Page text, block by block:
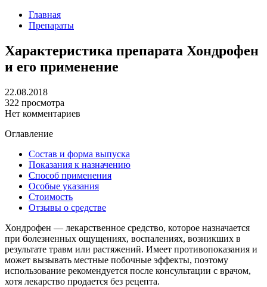
Главная
Препараты
Характеристика препарата Хондрофен
и его применение
22.08.2018
322 просмотра
Нет комментариев
Оглавление
Состав и форма выпуска
Показания к назначению
Способ применения
Особые указания
Стоимость
Отзывы о средстве
Хондрофен — лекарственное средство, которое назначается
при болезненных ощущениях, воспалениях, возникших в
результате травм или растяжений. Имеет противопоказания и
может вызывать местные побочные эффекты, поэтому
использование рекомендуется после консультации с врачом,
хотя лекарство продается без рецепта.